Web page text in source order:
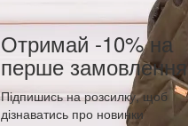
Отримай -10% на
перше замовлення
Підпишись на розсилку, щоб
дізнаватись про новинки